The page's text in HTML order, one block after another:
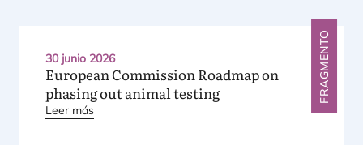
30 junio 2026 FRAGMENTO
European Commission Roadmap on
phasing out animal testing
Leer más